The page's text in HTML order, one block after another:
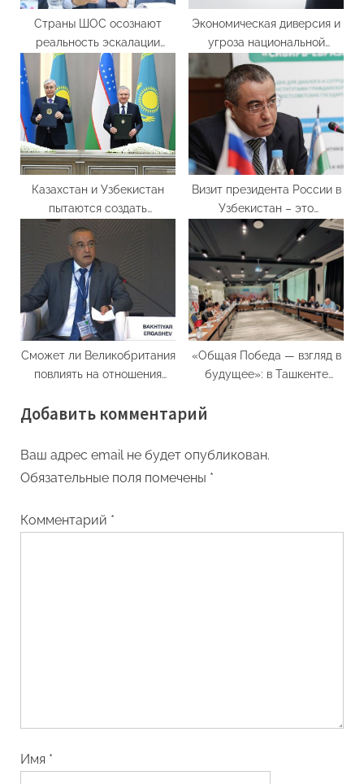
Страны ШОС осознают
реальность эскалации
террористических угроз –
политолог Бахтиёр
Эргашев
Экономическая диверсия и
угроза национальной
безопасности. Бахтиёр
Эргашев
прокомментировал
высказывания ректора
университета
журналистики
Казахстан и Узбекистан
пытаются создать
собственную систему
безопасности
Визит президента России в
Узбекистан – это
показатель серьезного
уровня доверия между
главами двух государств –
экспертное мнение
Сможет ли Великобритания
повлиять на отношения
Центрально-Евразийского
«Общая Победа — взгляд в
будущее»: в Ташкенте
исторической памяти и
Добавить комментарий
Ваш адрес email не будет опубликован.
Обязательные поля помечены *
Комментарий *
Имя *